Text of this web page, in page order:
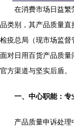
在消费市场日益繁
品类别，其产品质量
检疫总局（现市场监
面对日用百货产品质
官方渠道与坚实后盾。
一、中心职能：专
产品质量申诉处